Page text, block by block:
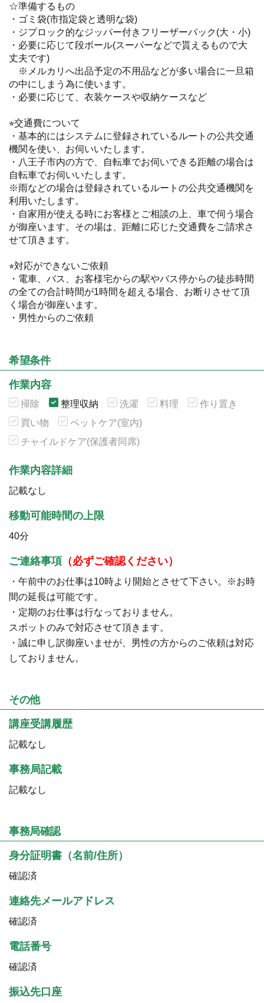
☆準備するもの
・ゴミ袋(市指定袋と透明な袋)
・ジプロック的なジッパー付きフリーザーバック(大・小)
・必要に応じて段ボール(スーパーなどで貰えるもので大
丈夫です)
※メルカリへ出品予定の不用品などが多い場合に一旦箱
の中にしまう為に使います。
・必要に応じて、衣装ケースや収納ケースなど
⭐︎交通費について
・基本的にはシステムに登録されているルートの公共交通
機関を使い、お伺いいたします。
・八王子市内の方で、自転車でお伺いできる距離の場合は
自転車でお伺いいたします。
※雨などの場合は登録されているルートの公共交通機関を
利用いたします。
・自家用が使える時にお客様とご相談の上、車で伺う場合
が御座います。その場は、距離に応じた交通費をご請求さ
せて頂きます。
⭐︎対応ができないご依頼
・電車、バス、お客様宅からの駅やバス停からの徒歩時間
の全ての合計時間が1時間を超える場合、お断りさせて頂
く場合が御座います。
・男性からのご依頼
希望条件
作業内容
掃除 整理収納 洗濯 料理
作り置き
買い物
ペットケア(室内)
チャイルドケア(保護者同席)
作業内容詳細
記載なし
移動可能時間の上限
40分
ご連絡事項 （必ずご確認ください）
・午前中のお仕事は10時より開始とさせて下さい。※お時
間の延長は可能です。
・定期のお仕事は行なっておりません。
スポットのみで対応させて頂きます。
・誠に申し訳御座いませが、男性の方からのご依頼は対応
しておりません。
その他
講座受講履歴
記載なし
事務局記載
記載なし
事務局確認
身分証明書（名前/住所）
確認済
連絡先メールアドレス
確認済
電話番号
確認済
振込先口座